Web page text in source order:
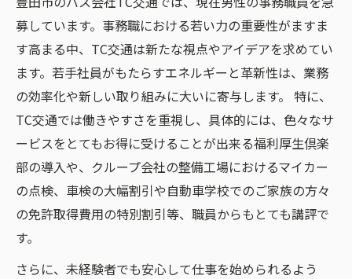
未来を切り開く若い力: TC交通での新しいキャ
リアの始まり
募しています。事務職における若い力の重要性がますま
す高まる中、TC交通は新たな視点やアイデアを求めてい
ます。若手社員がもたらすエネルギーと革新性は、業務
の効率化や新しい取り組みに大いに寄与します。 特に、
TC交通では働きやすさを重視し、具体的には、色々なサ
ービスをとてもお得に受けることが出来る福利厚生倶楽
部の導入や、クループ会社の整備工場におけるマイカー
の点検、車検の大幅割引や自動車学校でのご家族の方々
の免許取得費用の特別割引等、職員からもとても講評で
す。
さらに、未経験者でも安心して仕事を始められるよう